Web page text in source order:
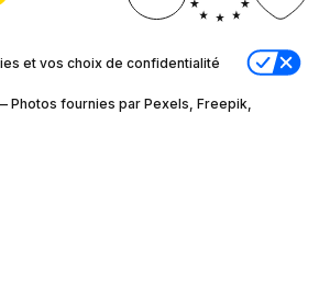
et vos choix de confidentialité
fournies par Pexels, Freepik,